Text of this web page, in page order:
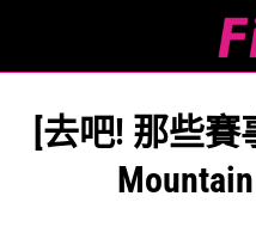
[去吧! 那些賽